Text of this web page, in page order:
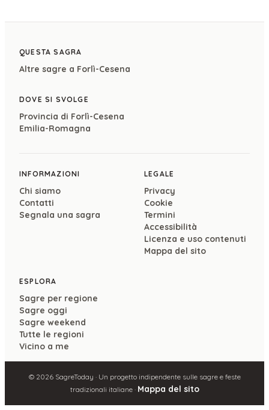
QUESTA SAGRA
Altre sagre a Forlì-Cesena
DOVE SI SVOLGE
Provincia di Forlì-Cesena
Emilia-Romagna
INFORMAZIONI
Chi siamo
Contatti
Segnala una sagra
LEGALE
Privacy
Cookie
Termini
Accessibilità
Licenza e uso contenuti
Mappa del sito
ESPLORA
Sagre per regione
Sagre oggi
Sagre weekend
Tutte le regioni
Vicino a me
© 2026SagreToday · Un progetto indipendente sulle sagre e feste
tradizionali italiane · Mappa del sito